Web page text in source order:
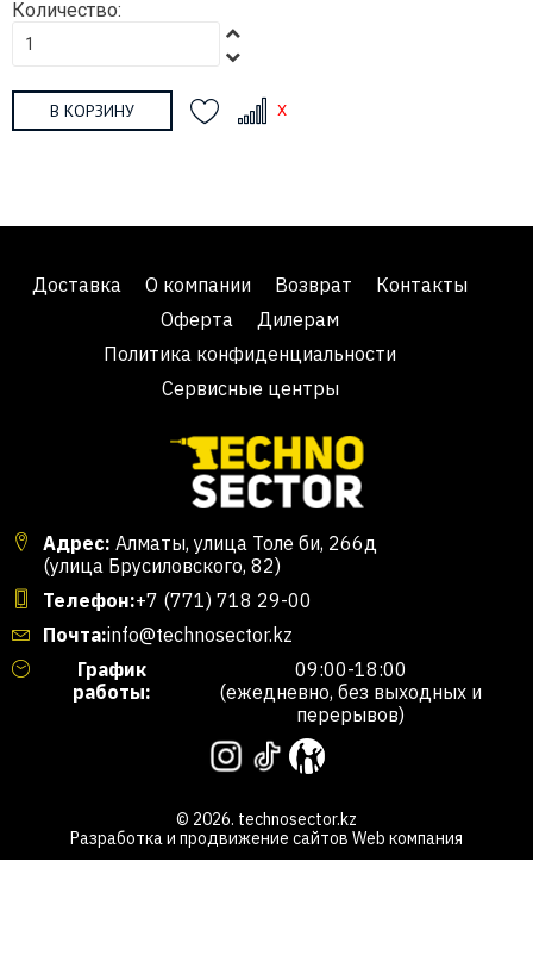
Количество:
В КОРЗИНУ
Доставка О компании Возврат
Контакты
Оферта
Дилерам
Политика конфиденциальности
Сервисные центры
Адрес: Алматы, улица Толе би, 266д
(улица Брусиловского, 82)
Телефон:+7 (771) 718 29-00
Почта:info@technosector.kz
График
работы:
09:00-18:00
(ежедневно, без выходных и
перерывов)
© 2026. technosector.kz
Разработка и продвижение сайтов Web компания